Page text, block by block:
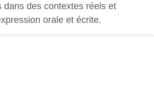
des contextes réels et
orale et écrite.